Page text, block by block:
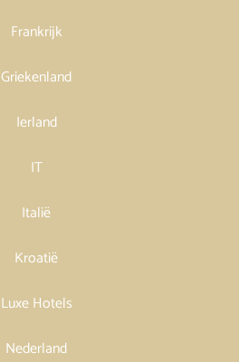
Frankrijk
Griekenland
Ierland
IT
Italië
Kroatië
Luxe Hotels
Nederland